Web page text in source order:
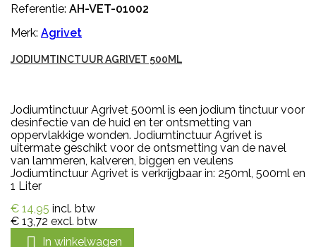
Referentie: AH-VET-01002
Merk: Agrivet
JODIUMTINCTUUR AGRIVET 500ML
Jodiumtinctuur Agrivet 500ml is een jodium tinctuur voor
desinfectie van de huid en ter ontsmetting van
oppervlakkige wonden. Jodiumtinctuur Agrivet is
uitermate geschikt voor de ontsmetting van de navel
van lammeren, kalveren, biggen en veulens
Jodiumtinctuur Agrivet is verkrijgbaar in: 250ml, 500ml en
1 Liter
€ 14,95 incl. btw
€ 13,72 excl. btw
 In winkelwagen